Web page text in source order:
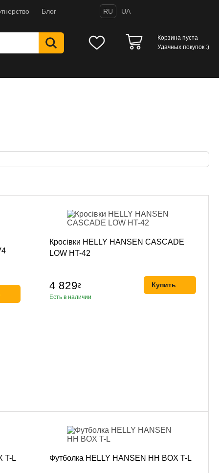
Блог RU UA
Корзина пуста
Удачных покупок :)
Кросівки HELLY HANSEN CASCADE
LOW HT-42
4 829₴
Есть в наличии
Купить
T-L Футболка HELLY HANSEN HH BOX T-L